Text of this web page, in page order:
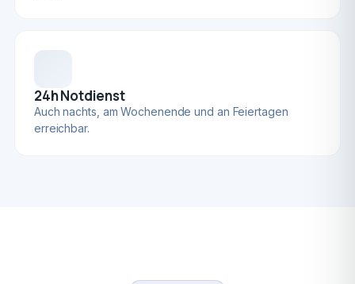
24h Notdienst
Auch nachts, am Wochenende und an Feiertagen
erreichbar.